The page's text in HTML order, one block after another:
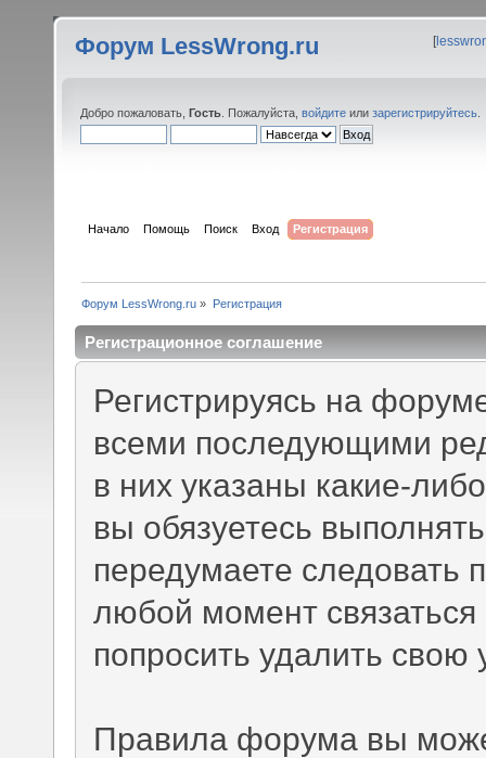
Форум LessWrong.ru [
Добро пожаловать, Гость . Пожалуйста, войдите или зарегистрируйтесь
Начало Помощь Поиск Вход Регистрация
Форум LessWrong.ru » Регистрация
Регистрационное соглашение
Регистрируясь на
всеми последующими
в них указаны какие-
вы обязуетесь
передумаете
любой момент
попросить удалить
Правила форума вы